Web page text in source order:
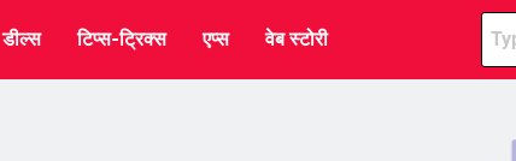
डील्स टिप्स-ट्रिक्स एप्स वेब स्टोरी